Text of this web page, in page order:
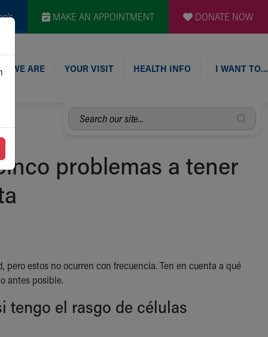
MAKE AN APPOINTMENT DONATE NOW
WE ARE YOUR VISIT HEALTH INFO I WANT TO…
Search
our
problemas a tener
estos no ocurren con frecuencia. Ten en cuenta a qué
antes posible.
tengo el rasgo de células